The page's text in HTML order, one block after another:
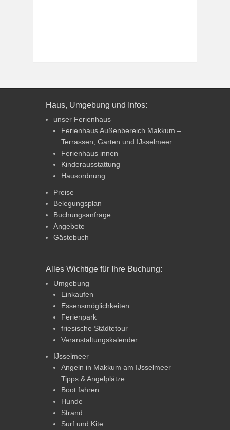
Haus, Umgebung und Infos:
unser Ferienhaus
Ferienhaus Außenbereich Makkum –
Terrassen, Garten und IJsselmeer
Ferienhaus innen
Kinderausstattung
Hausordnung
Preise
Belegungsplan
Buchungsanfrage
Angebote
Gästebuch
Alles Wichtige für Ihre Buchung:
Umgebung
Einkaufen
Essensmöglichkeiten
Ferienpark
friesische Städtetour
Veranstaltungskalender
IJsselmeer
Angeln in Makkum am IJsselmeer –
Tipps & Angelplätze
Boot fahren
Hunde
Strand
Surf und Kite